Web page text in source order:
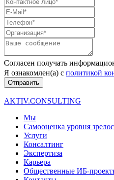
Согласен получать
Я ознакомлен(а) с политикой
Отправить
AKTIV.CONSULTING
Мы
Самооценка уровня
Услуги
Консалтинг
Экспертиза
Карьера
Общественные ИБ-